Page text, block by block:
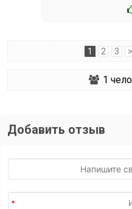
1 2 3 >
1
Добавить отзыв